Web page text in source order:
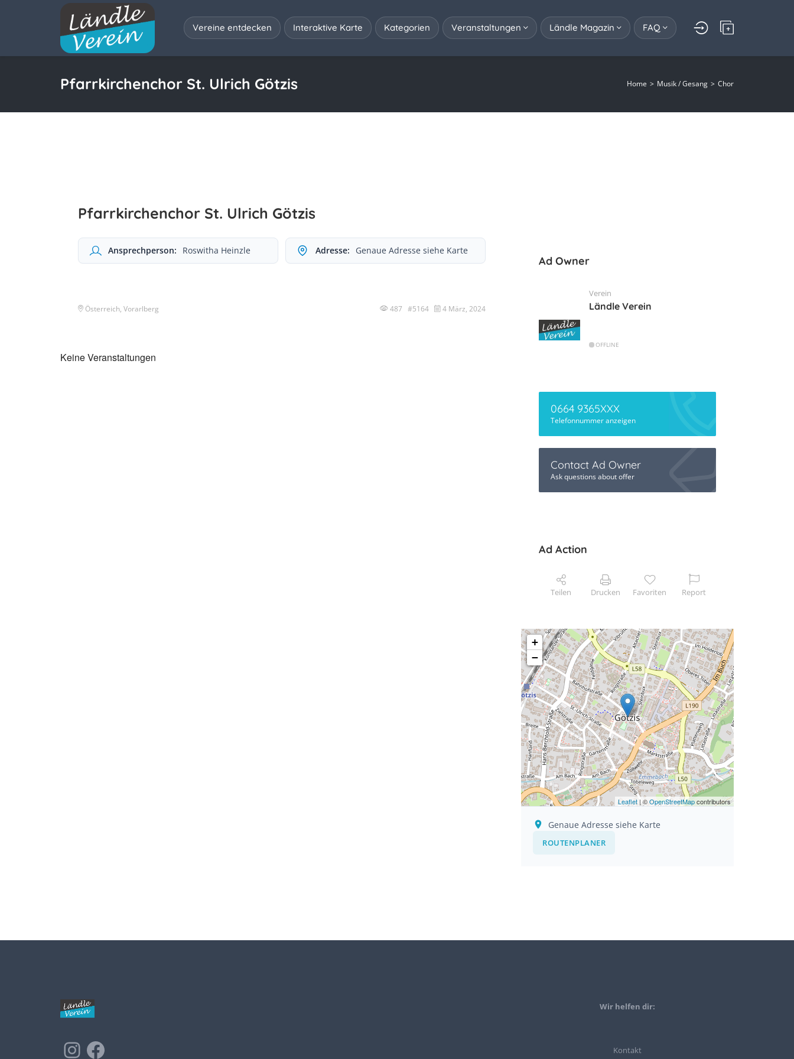
Vereine entdecken Interaktive Karte Kategorien Veranstaltungen Ländle Magazin FAQ
Pfarrkirchenchor St. Ulrich Götzis Home Musik / Gesang Chor
Pfarrkirchenchor St. Ulrich Götzis
Ansprechperson: Roswitha Heinzle Adresse: Genaue Adresse siehe Karte
Österreich, Vorarlberg 487 #5164 4 März, 2024
Keine Veranstaltungen
Ad Owner
Verein
Ländle Verein
OFFLINE
0664 9365XXX
Telefonnummer anzeigen
Contact Ad Owner
Ask questions about offer
Ad Action
Teilen Drucken Favoriten Report
+
−
Leaflet | ©OpenStreetMapcontributors
Genaue Adresse siehe Karte
ROUTENPLANER
Wir helfen dir:
Kontakt